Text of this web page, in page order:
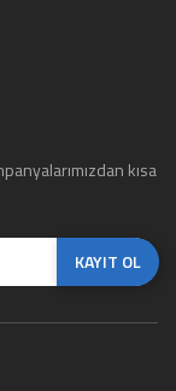
kısa
KAYIT OL